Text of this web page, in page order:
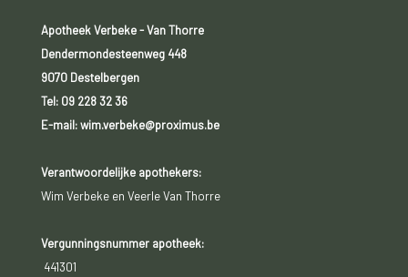
Apotheek Verbeke - Van Thorre
Dendermondesteenweg 448
9070 Destelbergen
Tel: 09 228 32 36
E-mail: wim.verbeke@proximus.be
Verantwoordelijke apothekers:
Wim Verbeke en Veerle Van Thorre
Vergunningsnummer apotheek:
441301